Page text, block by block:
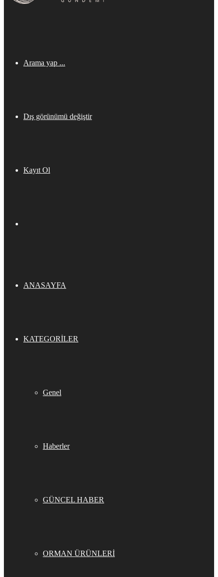
Arama yap ...
Dış görünümü değiştir
Kayıt Ol
ANASAYFA
KATEGORILER
Genel
Haberler
GÜNCEL HABER
ORMAN ÜRÜNLERİ